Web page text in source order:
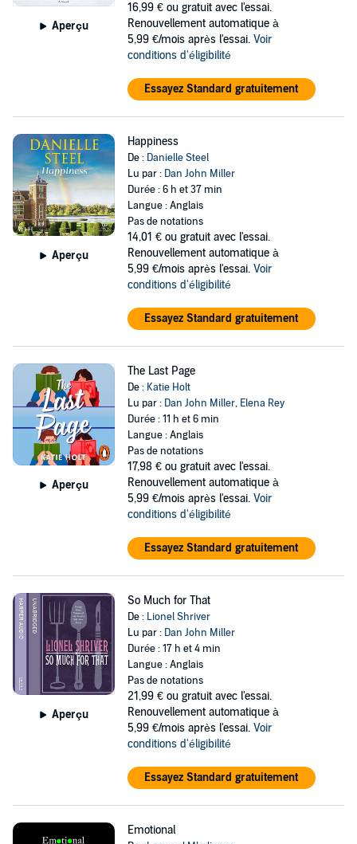
Aperçu
16,99 € ou gratuit avec l'essai.
Renouvellement automatique à
5,99 €/mois après l'essai. Voir
conditions d'éligibilité
Essayez Standard gratuitement
Aperçu
Happiness
De : Danielle Steel
Lu par : Dan John Miller
Durée : 6 h et 37 min
Langue : Anglais
Pas de notations
14,01 € ou gratuit avec l'essai.
Renouvellement automatique à
5,99 €/mois après l'essai. Voir
conditions d'éligibilité
Essayez Standard gratuitement
Aperçu
The Last Page
De : Katie Holt
Lu par : Dan John Miller, Elena Rey
Durée : 11 h et 6 min
Langue : Anglais
Pas de notations
17,98 € ou gratuit avec l'essai.
Renouvellement automatique à
5,99 €/mois après l'essai. Voir
conditions d'éligibilité
Essayez Standard gratuitement
Aperçu
So Much for That
De : Lionel Shriver
Lu par : Dan John Miller
Durée : 17 h et 4 min
Langue : Anglais
Pas de notations
21,99 € ou gratuit avec l'essai.
Renouvellement automatique à
5,99 €/mois après l'essai. Voir
conditions d'éligibilité
Essayez Standard gratuitement
Emotional